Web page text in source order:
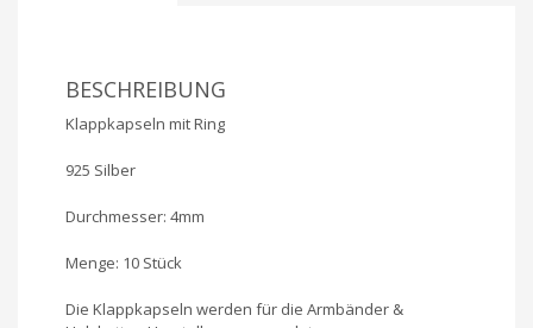
BESCHREIBUNG
Klappkapseln mit Ring
925 Silber
Durchmesser: 4mm
Menge: 10 Stück
Die Klappkapseln werden für die Armbänder &